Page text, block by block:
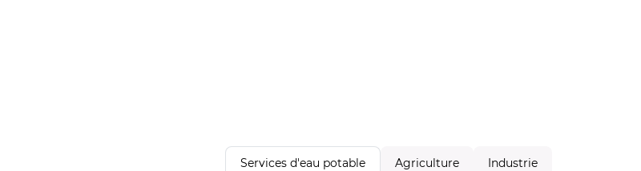
Services d'eau potable Agriculture Industrie